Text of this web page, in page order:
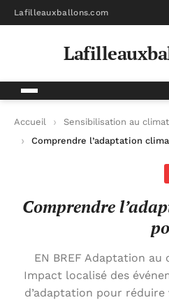
Lafilleauxballons.com
Accueil
Sensibilisation au climat
Comprendre l’adaptation
Comprendre
EN BREF Adaptation
Impact localisé des
d’adaptation pour